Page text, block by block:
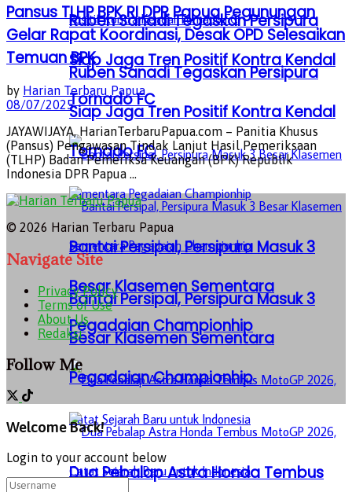
Ruben Sanadi Tegaskan Persipura
Siap Jaga Tren Positif Kontra Kendal
Tornado FC
Bantai Persipal, Persipura Masuk 3
Besar Klasemen Sementara
Pegadaian Championhip
Dua Pebalap Astra Honda Tembus
Ruben Sanadi Tegaskan Persipura
Siap Jaga Tren Positif Kontra Kendal
Tornado FC
Bantai Persipal, Persipura Masuk 3
Besar Klasemen Sementara
Pegadaian Championhip
Pansus TLHP BPK RI DPR Papua Pegunungan
Gelar Rapat Koordinasi, Desak OPD Selesaikan
Temuan BPK
by Harian Terbaru Papua
08/07/2025
JAYAWIJAYA, HarianTerbaruPapua.com – Panitia Khusus
(Pansus) Pengawasan Tindak Lanjut Hasil Pemeriksaan
(TLHP) Badan Pemeriksa Keuangan (BPK) Republik
Indonesia DPR Papua ...
© 2026 Harian Terbaru Papua
Navigate Site
Privacy Policy
Terms of Use
About Us
Redaksi
Follow Me
Welcome Back!
Login to your account below